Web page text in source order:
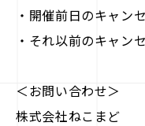
・開催前日のキャン
・それ以前のキャン
＜お問い合わせ＞
株式会社ねこまど